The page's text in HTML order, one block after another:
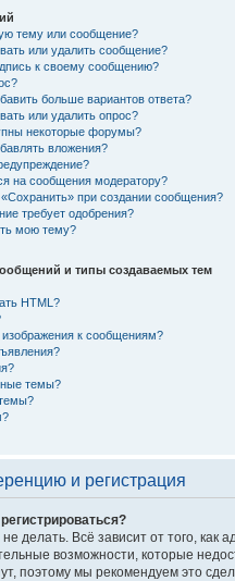
тему или сообщение?
или удалить сообщение?
к своему сообщению?
больше вариантов ответа?
или удалить опрос?
некоторые форумы?
вложения?
на сообщения модератору?
«Сохранить» при создании сообщения?
требует одобрения?
мою тему?
и типы создаваемых тем
HTML?
изображения к сообщениям?
темы?
и регистрация
делать. Всё зависит от того,
возможности, которые
поэтому мы рекомендуем это